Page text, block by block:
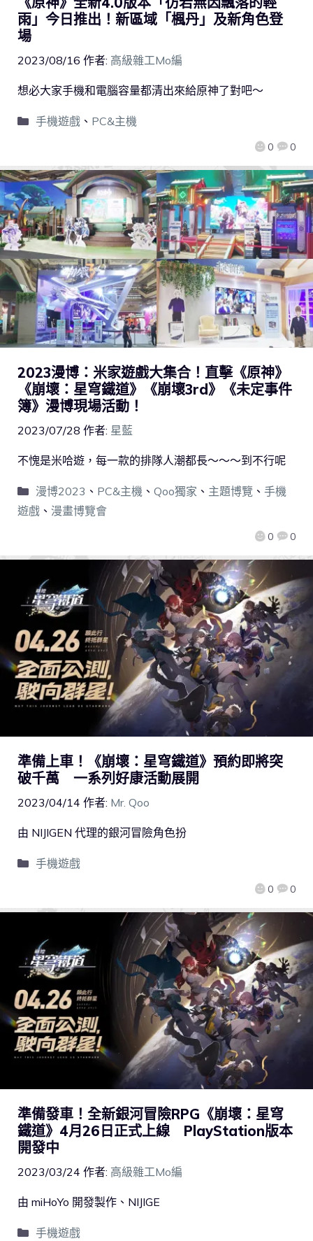
雨」今日推出！新區域「楓丹」及新角色登
場
2023/08/16 作者: 高級雜工Mo編
0 0
想必大家手機和電腦容量都清出來給原神了對吧～
手機遊戲、 PC&主機
2023漫博：米家遊戲大集合！直擊《原神》
《崩壞：星穹鐵道》《崩壞3rd》《未定事件
簿》漫博現場活動！
2023/07/28 作者: 星藍
0 0
不愧是米哈遊，每一款的排隊人潮都長～～～到不行呢
漫博2023 、 PC&主機 、 Qoo獨家 、 主題博覽 、 手機
遊戲 、 漫畫博覽會
準備上車！《崩壞：星穹鐵道》預約即將突
破千萬 一系列好康活動展開
2023/04/14 作者: Mr. Qoo
0 0
由 NIJIGEN 代理的銀河冒險角色扮
手機遊戲
準備發車！全新銀河冒險RPG《崩壞：星穹
鐵道》4月26日正式上線 PlayStation版本
開發中
2023/03/24 作者: 高級雜工Mo編
由 miHoYo 開發製作、NIJIGE
手機遊戲